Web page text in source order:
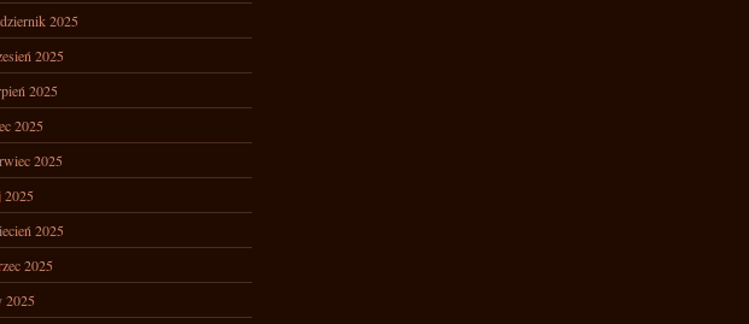
2025
2025
2025
2025
2025
2025
2025
2025
2025